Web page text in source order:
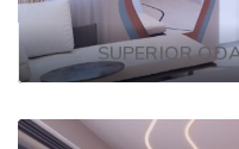
SUPERIOR